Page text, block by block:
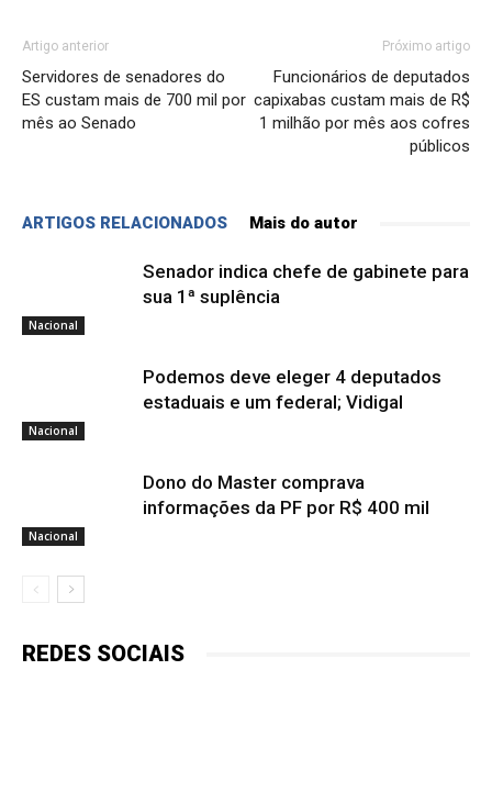
Artigo anterior
Servidores de senadores do
ES custam mais de 700 mil por
mês ao Senado
Próximo artigo
Funcionários de deputados
capixabas custam mais de R$
1 milhão por mês aos cofres
públicos
ARTIGOS RELACIONADOS Mais do autor
Nacional
Senador indica chefe de gabinete para
sua 1ª suplência
Nacional
Podemos deve eleger 4 deputados
estaduais e um federal; Vidigal
Nacional
Dono do Master comprava
informações da PF por R$ 400 mil
REDES SOCIAIS